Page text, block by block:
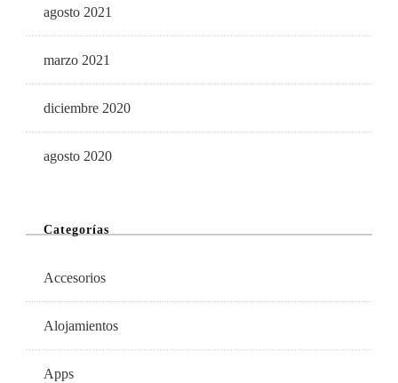
agosto 2021
marzo 2021
diciembre 2020
agosto 2020
Categorías
Accesorios
Alojamientos
Apps